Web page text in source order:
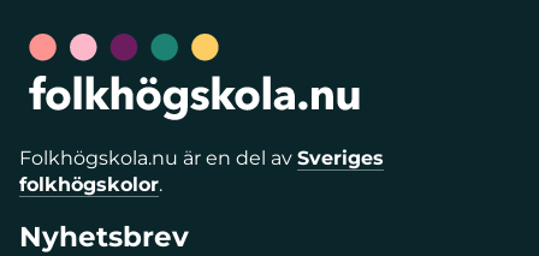
Folkhögskola.nu är en del av Sveriges
folkhögskolor.
Nyhetsbrev